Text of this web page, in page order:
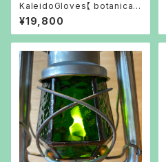
KaleidoGloves【 botanical
】ボタニカル
¥19,800